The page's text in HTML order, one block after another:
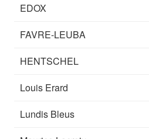
EDOX
FAVRE-LEUBA
HENTSCHEL
Louis Erard
Lundis Bleus